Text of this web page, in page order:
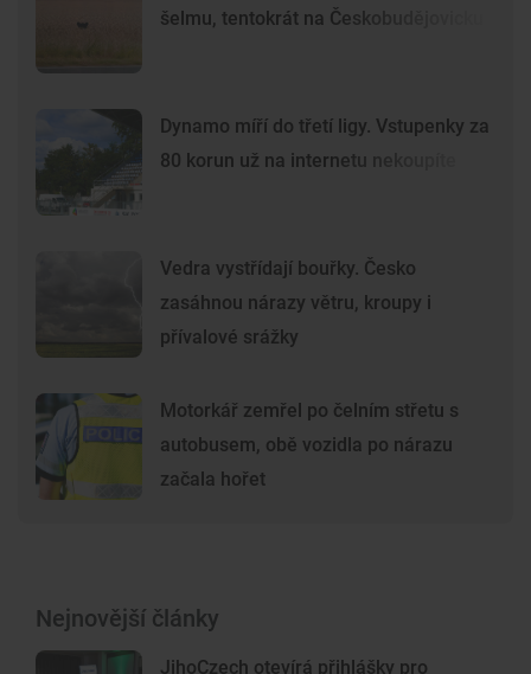
šelmu, tentokrát na Českobudějovicku
Dynamo míří do třetí ligy. Vstupenky za
80 korun už na internetu nekoupíte
Vedra vystřídají bouřky. Česko
zasáhnou nárazy větru, kroupy i
přívalové srážky
Motorkář zemřel po čelním střetu s
autobusem, obě vozidla po nárazu
začala hořet
Nejnovější články
JihoCzech otevírá přihlášky pro